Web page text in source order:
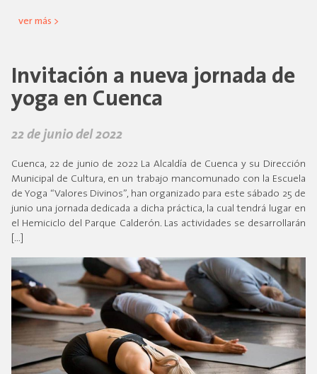
ver más >
Invitación a nueva jornada de
yoga en Cuenca
22 de junio del 2022
Cuenca, 22 de junio de 2022 La Alcaldía de Cuenca y su Dirección
Municipal de Cultura, en un trabajo mancomunado con la Escuela
de Yoga “Valores Divinos”, han organizado para este sábado 25 de
junio una jornada dedicada a dicha práctica, la cual tendrá lugar en
el Hemiciclo del Parque Calderón. Las actividades se desarrollarán
[…]